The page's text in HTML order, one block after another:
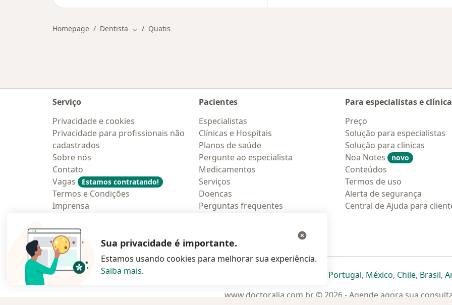
Homepage Dentista Mudar de cidade
Quatis
Serviço
Privacidade e cookies
Privacidade para profissionais não
cadastrados
Sobre nós
Contato
Vagas
Estamos contratando!
Termos e Condições
Imprensa
Pacientes
Especialistas
Clínicas e Hospitais
Planos de saúde
Pergunte ao especialista
Medicamentos
Serviços
Doencas
Perguntas frequentes
Para especialistas e
Preço
Solução para especialistas
Solução para clinicas
Noa Notes
novo
Conteúdos
Termos de uso
Alerta de segurança
Central de Ajuda para
Polska abre num novo separadorabre num novo separador
abre num novo separador
Portugalabre num novo
, Méxicoabre num
, Chileabre
, Brasil,
www.doctoralia.com.br © 2026 - Agende agora sua
Sua privacidade é importante.
Estamos usando cookies para melhorar sua experiência.
Saiba mais.